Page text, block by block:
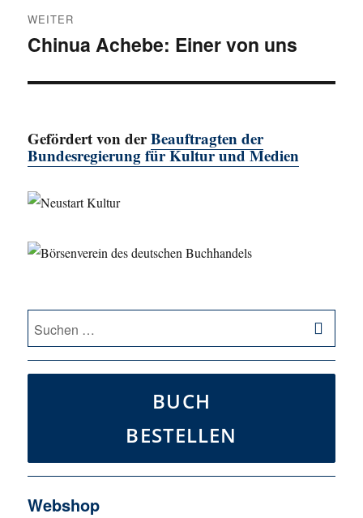
WEITER
Nächster
Chinua Achebe: Einer von uns
Gefördert von derBeauftragten der
Bundesregierung für Kultur und Medien
Suche
nach:
BUCH
BESTELLEN
Webshop